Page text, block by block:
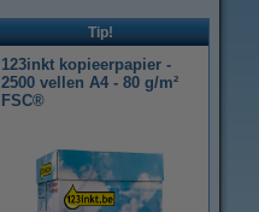
Tip!
123inkt kopieerpapier -
2500 vellen A4 - 80 g/m²
FSC®